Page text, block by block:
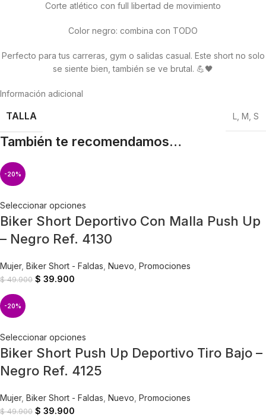
Corte atlético con full libertad de movimiento
Color negro: combina con TODO
Perfecto para tus carreras, gym o salidas casual. Este short no solo
se siente bien, también se ve brutal. 💪🖤
Información adicional
TALLA L M S
También te recomendamos…
-20%
Seleccionar opciones
Biker Short Deportivo Con Malla Push Up
– Negro Ref. 4130
Mujer, Biker Short - Faldas Nuevo Promociones
$49.900 $ 39.900
-20%
Seleccionar opciones
Biker Short Push Up Deportivo Tiro Bajo –
Negro Ref. 4125
Mujer, Biker Short - Faldas Nuevo Promociones
$49.900 $ 39.900